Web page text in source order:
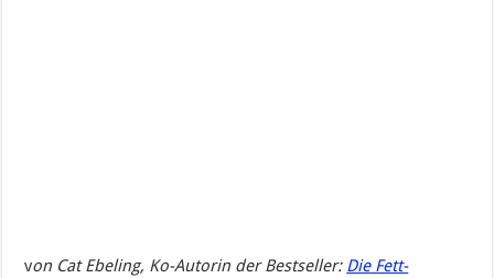
von Cat Ebeling, Ko-Autorin der Bestseller: Die Fett-